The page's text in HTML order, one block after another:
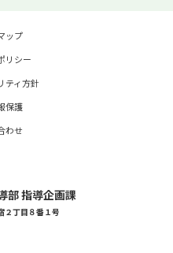
ップ
リシー
ティ方針
保護
わせ
部 指導企画課
２丁目８番１号